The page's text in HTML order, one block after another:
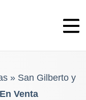
» San Gilberto y
Venta